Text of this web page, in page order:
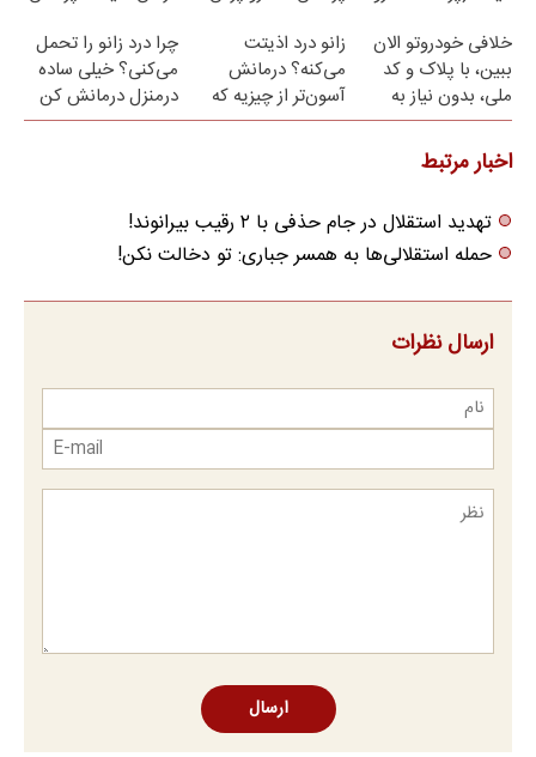
خلافی خودروتو الان
ببین، با پلاک و کد
ملی، بدون نیاز به
مراجعه حضوری
زانو درد اذیتت
می‌کنه؟ درمانش
آسون‌تر از چیزیه که
فکر
چرا درد زانو را تحمل
می‌کنی؟ خیلی ساده
درمنزل درمانش کن
اخبار مرتبط
تهدید استقلال در جام حذفی با ۲ رقیب بیرانوند!
حمله استقلالی‌ها به همسر جباری: تو دخالت نکن!
ارسال نظرات
ارسال